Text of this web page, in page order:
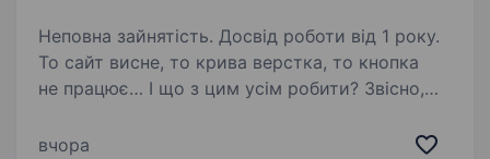
Неповна зайнятість. Досвід роботи від 1 року.
То сайт висне, то крива верстка, то кнопка
не працює… І що з цим усім робити? Звісно,
власне, і робимо. Запрошуємо талановитого
вчора